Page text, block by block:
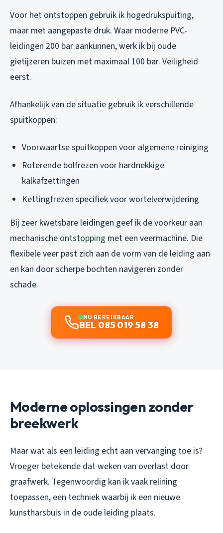
Voor het ontstoppen gebruik ik hogedrukspuiting,
maar met aangepaste druk. Waar moderne PVC-
leidingen 200 bar aankunnen, werk ik bij oude
gietijzeren buizen met maximaal 100 bar. Veiligheid
eerst.
Afhankelijk van de situatie gebruik ik verschillende
spuitkoppen:
Voorwaartse spuitkoppen voor algemene reiniging
Roterende bolfrezen voor hardnekkige
kalkafzettingen
Kettingfrezen specifiek voor wortelverwijdering
Bij zeer kwetsbare leidingen geef ik de voorkeur aan
mechanische ontstopping met een veermachine. Die
flexibele veer past zich aan de vorm van de leiding aan
en kan door scherpe bochten navigeren zonder
schade.
NU BEREIKBAAR
BEL 085 019 58 38
Moderne oplossingen zonder
breekwerk
Maar wat als een leiding echt aan vervanging toe is?
Vroeger betekende dat weken van overlast door
graafwerk. Tegenwoordig kan ik vaak relining
toepassen, een techniek waarbij ik een nieuwe
kunstharsbuis in de oude leiding plaats.